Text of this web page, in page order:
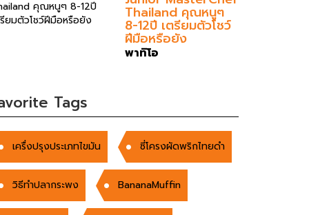
Thailand คุณหนูๆ
8-12ปี เตรียมตัวโชว์
ฝีมือหรือยัง
พาทิโอ
Tags
เครื่งปรุงประเภทไขมัน ซี่โครงผัดพริกไทยดำ
วิธีทำปลากระพง BananaMuffin